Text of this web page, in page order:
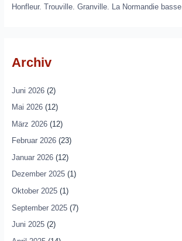
Honfleur. Trouville. Granville. La Normandie basse.
Archiv
Juni 2026(2)
Mai 2026(12)
März 2026(12)
Februar 2026(23)
Januar 2026(12)
Dezember 2025(1)
Oktober 2025(1)
September 2025(7)
Juni 2025(2)